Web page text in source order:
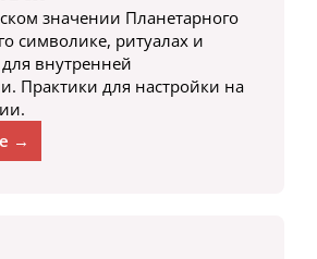
значении Планетарного
символике, ритуалах и
внутренней
Практики для настройки на
→